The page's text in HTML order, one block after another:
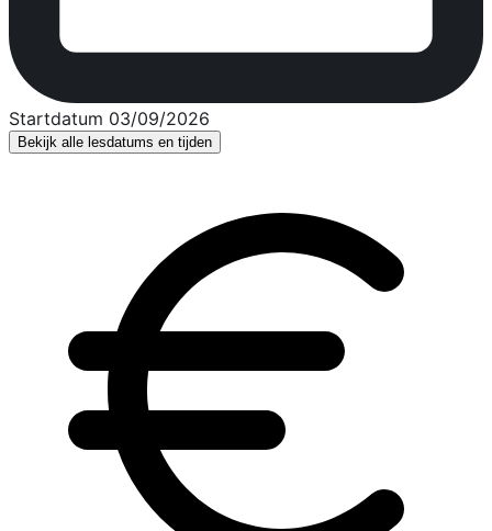
Startdatum 03/09/2026
Bekijk alle lesdatums en tijden